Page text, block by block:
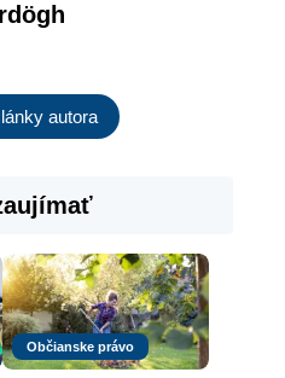
autora
Občianske právo